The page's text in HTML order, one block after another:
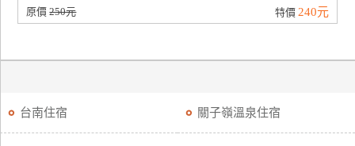
原價250元 特價 240元
台南住宿 關子嶺溫泉住宿